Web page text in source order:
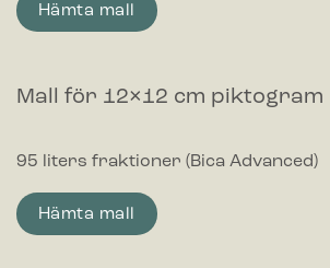
Hämta mall
Mall för 12×12 cm piktogram
95 liters fraktioner (Bica Advanced)
Hämta mall